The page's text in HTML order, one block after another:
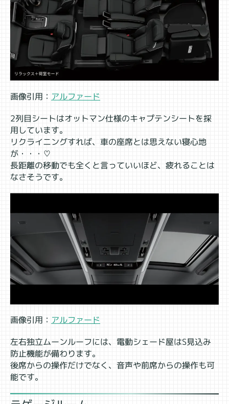
画像引用： アルファード
2列目シートはオットマン仕様のキャプテンシートを採
用しています。
リクライニングすれば、車の座席とは思えない寝心地
が・・・♡
長距離の移動でも全くと言っていいほど、疲れることは
なさそうです。
画像引用： アルファード
左右独立ムーンルーフには、電動シェード屋はS見込み
防止機能が備わります。
後席からの操作だけでなく、音声や前席からの操作も可
能です。